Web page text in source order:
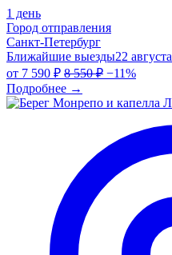
1 день
Город отправления
Санкт-Петербург
Ближайшие выезды22 августа
от 7 590 ₽ 8 550 ₽ −11%
Подробнее →